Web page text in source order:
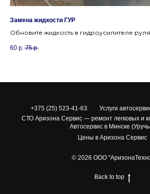
Замена жидкости ГУР
Обновите жидкость в гидроусилителе
60 р. 75 р.
+375 (25) 523-41-63 Услуги
СТО Аризона Сервис — ремонт легковых и
Автосервис в Минске
Цены в Аризона Сервис
© 2026 ООО
Back to top